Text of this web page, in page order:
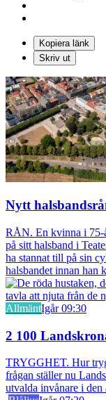
Kopiera länk
Skriv ut
Nytt
RÅN. En kvinna i 75-
på sitt halsband i
ha stannat till på sin
halsbandet innan han
AllmäntIgår 09:30
2 100
TRYGGHET. Hur
frågan ställer nu
utvalda invånare i